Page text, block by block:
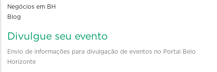
Negócios em BH
Blog
Divulgue seu evento
Envio de informações para divulgação de eventos no Portal Belo
Horizonte